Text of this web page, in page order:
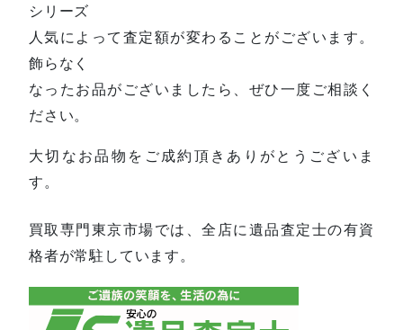
シリーズ
人気によって査定額が変わることがございます。
飾らなく
なったお品がございましたら、ぜひ一度ご相談く
ださい。
大切なお品物をご成約頂きありがとうございま
す。
買取専門東京市場では、全店に遺品査定士の有資
格者が常駐しています。